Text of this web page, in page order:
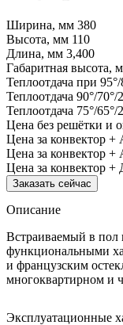
Ширина, мм 380
Высота, мм 110
Длина, мм 3,400
Габаритная высота,
Теплоотдача при
Теплоотдача 90°/70°/
Теплоотдача 75°/65°/
Цена без решётки и
Цена за конвектор +
Цена за конвектор
Цена за конвектор +
Заказать сейчас
Описание
Встраиваемый в пол
функциональными
и французским
многоквартирном и
Эксплуатационные